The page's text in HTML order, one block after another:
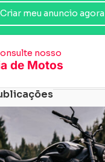
Criar meu anuncio agora
nosso
de Motos